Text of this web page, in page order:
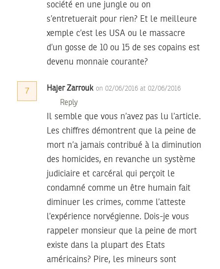
société en une jungle ou on
s’entretuerait pour rien? Et le meilleure
xemple c’est les USA ou le massacre
d’un gosse de 10 ou 15 de ses copains est
devenu monnaie courante?
7 Hajer Zarrouk on 02/06/2016 at 02/06/2016
Reply
Il semble que vous n’avez pas lu l’article.
Les chiffres démontrent que la peine de
mort n’a jamais contribué à la diminution
des homicides, en revanche un système
judiciaire et carcéral qui perçoit le
condamné comme un être humain fait
diminuer les crimes, comme l’atteste
l’expérience norvégienne. Dois-je vous
rappeler monsieur que la peine de mort
existe dans la plupart des Etats
américains? Pire, les mineurs sont